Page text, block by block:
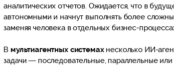
аналитических отчетов. Ожидается, что в
автономными и начнут выполнять более
заменяя человека в отдельных бизнес-
В мультиагентных системахнесколько ИИ-
задачи — последовательные, параллельные